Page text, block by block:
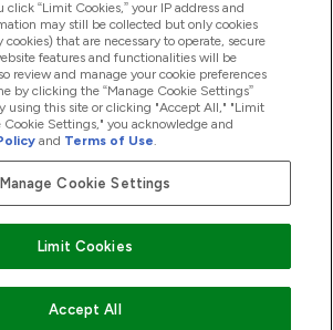
click “Limit Cookies,” your IP address and
may still be collected but only cookies
that are necessary to operate, secure
features and functionalities will be
review and manage your cookie preferences
by clicking the “Manage Cookie Settings”
using this site or clicking "Accept All," "Limit
Cookie Settings," you acknowledge and
and Terms of Use.
Manage Cookie Settings
Limit Cookies
Accept All